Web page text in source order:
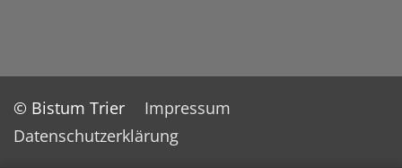
© Bistum Trier
Impressum
Datenschutzerklärung